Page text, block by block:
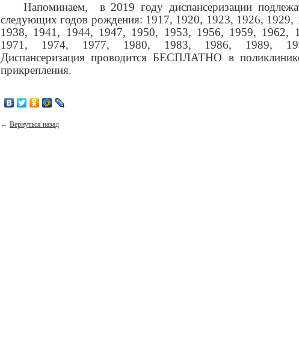
Напоминаем,
в 2019 году диспансеризации
следующих годов рождения: 1917, 1920, 1923, 1926, 1929,
1938, 1941, 1944, 1947, 1950, 1953, 1956, 1959, 1962,
1971, 1974, 1977, 1980, 1983, 1986, 1989,
Диспансеризация проводится БЕСПЛАТНО в
прикрепления.
← Вернуться назад